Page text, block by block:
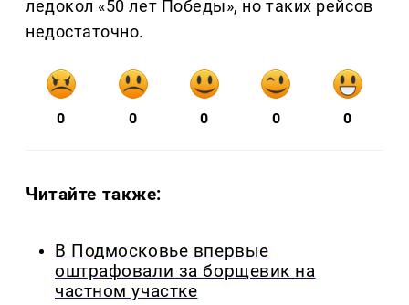
ледокол «50 лет Победы», но таких рейсов
недостаточно.
0 0 0 0 0
Читайте также:
В Подмосковье впервые
оштрафовали за борщевик на
частном участке